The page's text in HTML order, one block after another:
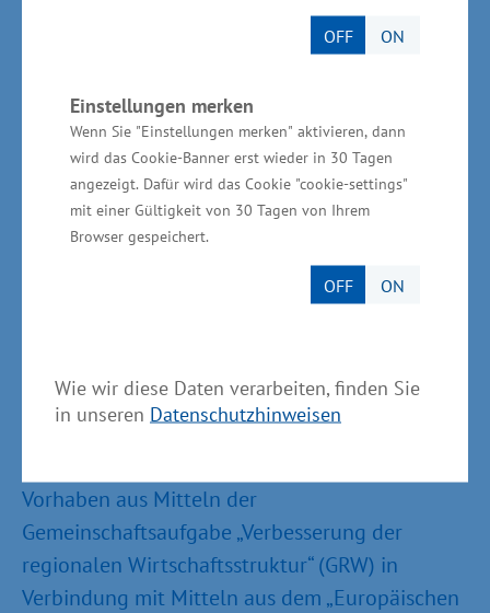
OFF ON
Einstellungen merken
Wenn Sie "Einstellungen merken" aktivieren, dann
wird das Cookie-Banner erst wieder in 30 Tagen
angezeigt. Dafür wird das Cookie "cookie-settings"
mit einer Gültigkeit von 30 Tagen von Ihrem
Browser gespeichert.
OFF ON
Wie wir diese Daten verarbeiten, finden Sie
in unseren Datenschutzhinweisen
flächenintensive Ansiedlungen umgesetzt
Wirtschaftsminister Harry Glawe abschließend.
Neben Pasewalk und Grimmen wird auch der
Großgewerbestandort Mukran Port in Sassnitz
auf der Insel Rügen intensiver vermarktet.
Wirtschaftsministerium
Investitionsvorhaben der TOPREGAL GmbH in
Pasewalk beträgt rund 18,3 Millionen Euro. Das
Vorhaben aus Mitteln der
Gemeinschaftsaufgabe „Verbesserung der
regionalen Wirtschaftsstruktur“ (GRW) in
Verbindung mit Mitteln aus dem „Europäischen